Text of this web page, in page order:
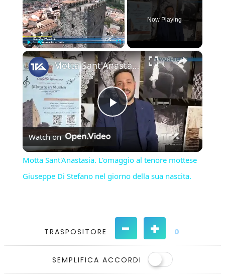
Play Unmute Fullscreen
Now Playing
×
Play
Video
Motta Sant'Anastasia. L'omaggio al tenore mottese Giuseppe Di Stefano nel giorno della sua nascita.
Watch on
Motta Sant'Anastasia. L'omaggio al tenore mottese
Giuseppe Di Stefano nel giorno della sua nascita.
TRASPOSITORE - + 0
SEMPLIFICA ACCORDI